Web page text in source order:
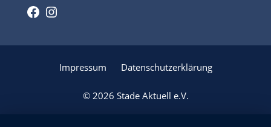
Facebook
Instagram
Impressum Datenschutzerklärung
© 2026 Stade Aktuell e.V.